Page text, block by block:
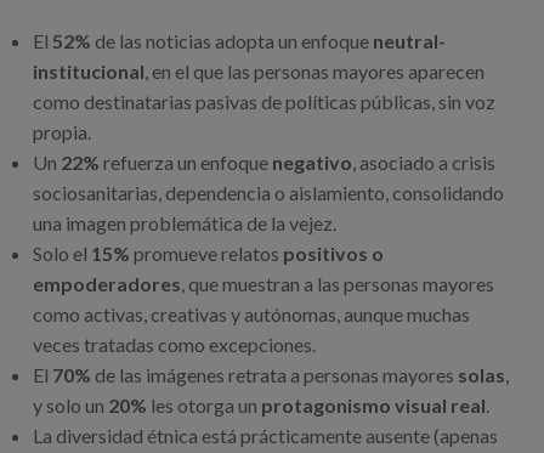
El52% de las noticias adopta un enfoque neutral-
institucional, en el que las personas mayores aparecen
como destinatarias pasivas de políticas públicas, sin voz
propia.
Un 22% refuerza un enfoque negativo, asociado a crisis
sociosanitarias, dependencia o aislamiento, consolidando
una imagen problemática de la vejez.
Solo el 15% promueve relatos positivos o
empoderadores, que muestran a las personas mayores
como activas, creativas y autónomas, aunque muchas
veces tratadas como excepciones.
El 70% de las imágenes retrata a personas mayores solas,
y solo un 20% les otorga un protagonismo visual real.
La diversidad étnica está prácticamente ausente (apenas